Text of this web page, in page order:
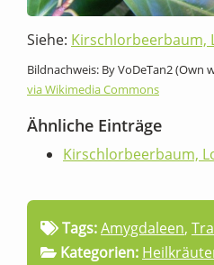
Siehe: Kirschlorbeerbaum,
Bildnachweis: By VoDeTan2 (Own
via Wikimedia Commons
Ähnliche Einträge
Kirschlorbeerbaum,
Tags:Amygdaleen,
Kategorien: